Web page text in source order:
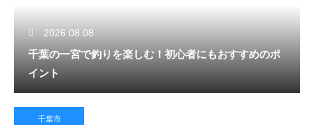
2026.08.08
千葉の一宮で釣りを楽しむ！初心者にもおすすめのポ
イント
千葉市